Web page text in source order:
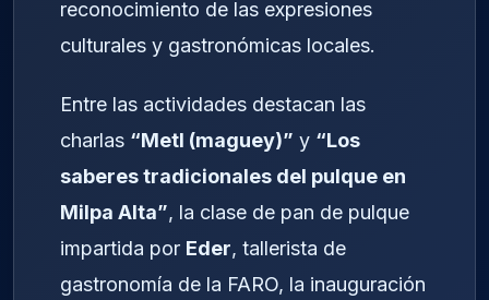
reconocimiento de las expresiones
culturales y gastronómicas locales.
Entre las actividades destacan las
charlas “Metl (maguey)” y “Los
saberes tradicionales del pulque en
Milpa Alta”, la clase de pan de pulque
impartida por Eder, tallerista de
gastronomía de la FARO, la inauguración